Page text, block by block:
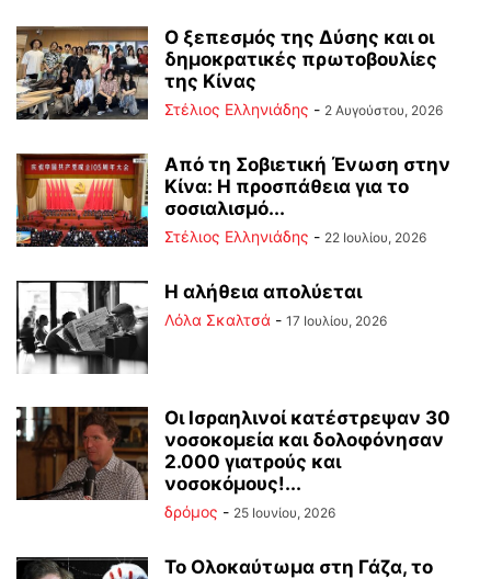
Ο ξεπεσμός της Δύσης και οι
δημοκρατικές πρωτοβουλίες
της Κίνας
Στέλιος Ελληνιάδης - 2 Αυγούστου, 2026
Από τη Σοβιετική Ένωση στην
Κίνα: Η προσπάθεια για το
σοσιαλισμό...
Στέλιος Ελληνιάδης - 22 Ιουλίου, 2026
Η αλήθεια απολύεται
Λόλα Σκαλτσά - 17 Ιουλίου, 2026
Οι Ισραηλινοί κατέστρεψαν 30
νοσοκομεία και δολοφόνησαν
2.000 γιατρούς και
νοσοκόμους!...
δρόμος - 25 Ιουνίου, 2026
Το Ολοκαύτωμα στη Γάζα, το